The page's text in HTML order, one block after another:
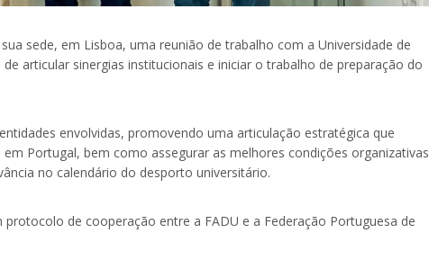
sede, em Lisboa, uma reunião de trabalho com a Universidade de
articular sinergias institucionais e iniciar o trabalho de preparação do
envolvidas, promovendo uma articulação estratégica que
Portugal, bem como assegurar as melhores condições organizativas
no calendário do desporto universitário.
de cooperação entre a FADU e a Federação Portuguesa de